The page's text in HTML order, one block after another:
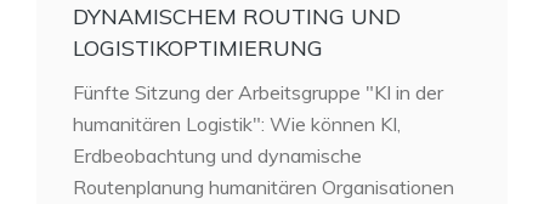
DYNAMISCHEM ROUTING UND
LOGISTIKOPTIMIERUNG
Fünfte Sitzung der Arbeitsgruppe "KI in der
humanitären Logistik": Wie können KI,
Erdbeobachtung und dynamische
Routenplanung humanitären Organisationen